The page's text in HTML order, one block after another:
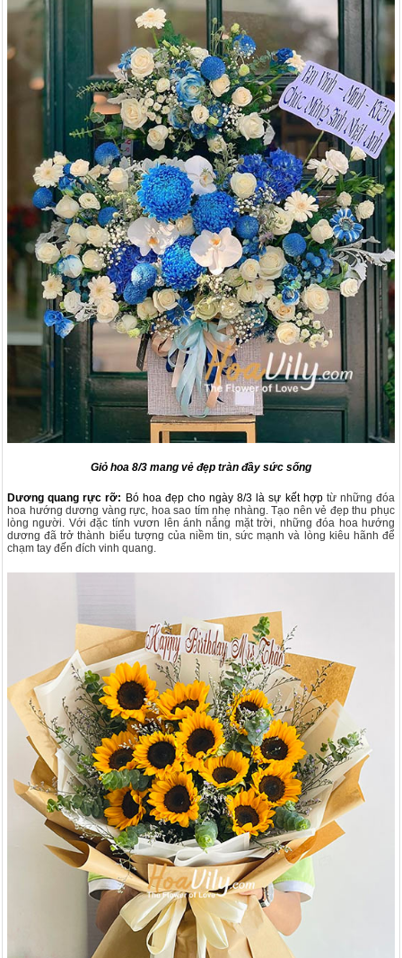
Giỏ hoa 8/3 mang vẻ đẹp tràn đầy sức sống
Dương quang rực rỡ: Bó hoa đẹp cho ngày 8/3 là sự kết hợp từ những đóa
hoa hướng dương vàng rực, hoa sao tím nhẹ nhàng. Tạo nên vẻ đẹp thu phục
lòng người. Với đặc tính vươn lên ánh nắng mặt trời, những đóa hoa hướng
dương đã trở thành biểu tượng của niềm tin, sức mạnh và lòng kiêu hãnh để
chạm tay đến đích vinh quang.